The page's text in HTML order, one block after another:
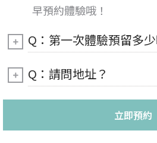
早預約體驗哦！
Q：第一次體驗預留多
Q：請問地址？
立即預約